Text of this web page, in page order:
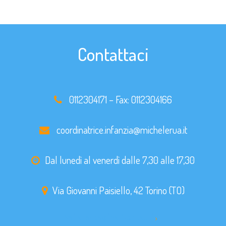
Contattaci
0112304171 – Fax:0112304166
coordinatrice.infanzia@michelerua.it
Dal lunedì al venerdì dalle 7,30 alle 17,30
Via Giovanni Paisiello, 42 Torino (TO)